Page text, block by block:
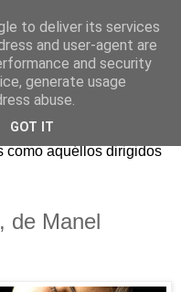
novedades literarias
tienen cabida tanto
como aquéllos dirigidos
de Manel
to deliver its services
and user-agent are
and security
generate usage
abuse.
GOT IT